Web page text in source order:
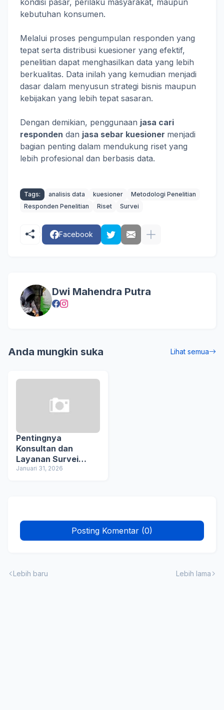
kondisi pasar, perilaku masyarakat, maupun
kebutuhan konsumen.
Melalui proses pengumpulan responden yang
tepat serta distribusi kuesioner yang efektif,
penelitian dapat menghasilkan data yang lebih
berkualitas. Data inilah yang kemudian menjadi
dasar dalam menyusun strategi bisnis maupun
kebijakan yang lebih tepat sasaran.
Dengan demikian, penggunaan jasa cari
responden dan jasa sebar kuesioner menjadi
bagian penting dalam mendukung riset yang
lebih profesional dan berbasis data.
Tags: analisis data kuesioner
Metodologi Penelitian
Responden Penelitian
Riset Survei
Facebook
Dwi Mahendra Putra
Anda mungkin suka Lihat semua
Pentingnya
Konsultan dan
Layanan Survei
dalam Mendukung
Januari 31, 2026
Posting Komentar (0)
Lebih baru Lebih lama